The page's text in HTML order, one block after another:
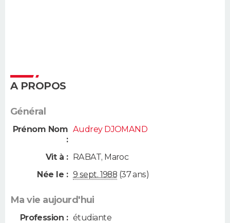
A PROPOS
Général
Prénom Nom
:
Audrey DJOMAND
Vit à : RABAT, Maroc
Née le : 9 sept. 1988 (37 ans)
Ma vie aujourd'hui
Profession : étudiante